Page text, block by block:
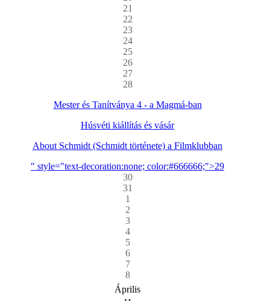
21
22
23
24
25
26
27
28
Mester és Tanítványa 4 - a Magmá-ban
Húsvéti kiállítás és vásár
About Schmidt (Schmidt története) a Filmklubban
" style="text-decoration:none; color:#666666;">29
30
31
1
2
3
4
5
6
7
8
Április